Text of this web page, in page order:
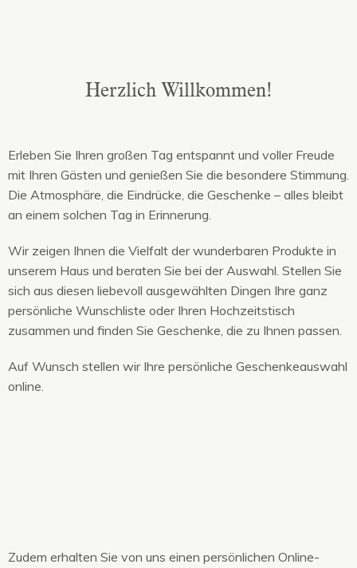
Herzlich Willkommen!
Erleben Sie Ihren großen Tag entspannt und voller Freude
mit Ihren Gästen und genießen Sie die besondere Stimmung.
Die Atmosphäre, die Eindrücke, die Geschenke – alles bleibt
an einem solchen Tag in Erinnerung.
Wir zeigen Ihnen die Vielfalt der wunderbaren Produkte in
unserem Haus und beraten Sie bei der Auswahl. Stellen Sie
sich aus diesen liebevoll ausgewählten Dingen Ihre ganz
persönliche Wunschliste oder Ihren Hochzeitstisch
zusammen und finden Sie Geschenke, die zu Ihnen passen.
Auf Wunsch stellen wir Ihre persönliche Geschenkeauswahl
online.
Zudem erhalten Sie von uns einen persönlichen Online-